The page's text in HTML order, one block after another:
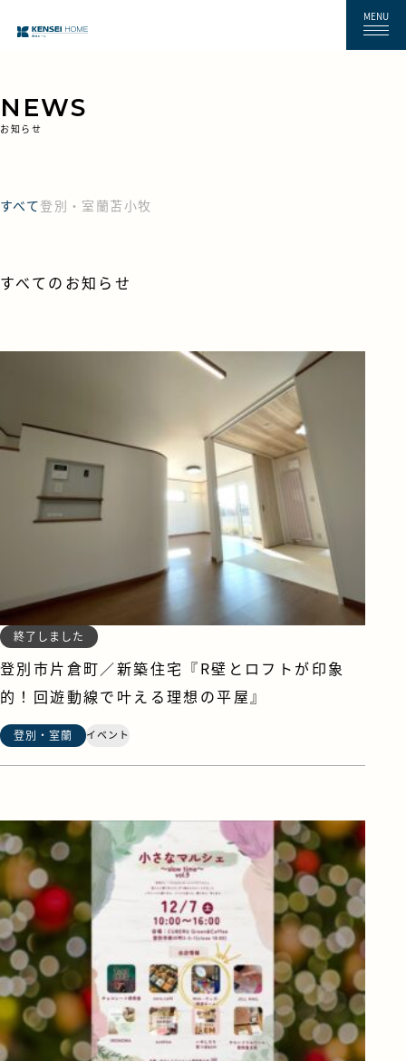
MENU
NEWS
お知らせ
すべて登別・室蘭苫小牧
すべてのお知らせ
終了しました
登別市片倉町／新築住宅『R壁とロフトが印象
的！回遊動線で叶える理想の平屋』
登別・室蘭 イベント